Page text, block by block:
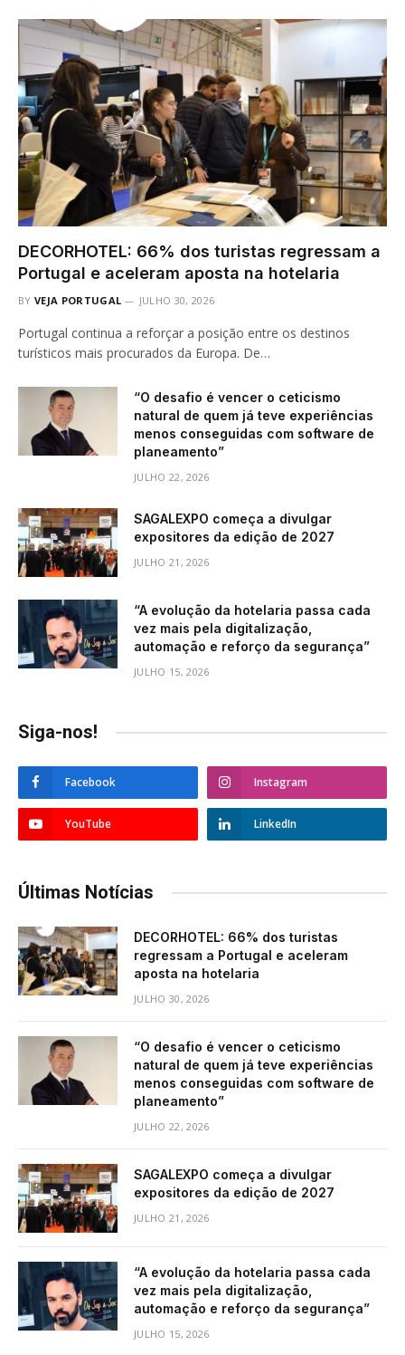
DECORHOTEL: 66% dos turistas regressam a
Portugal e aceleram aposta na hotelaria
BY VEJA PORTUGAL JULHO 30, 2026
Portugal continua a reforçar a posição entre os destinos
turísticos mais procurados da Europa. De…
“O desafio é vencer o ceticismo
natural de quem já teve experiências
menos conseguidas com software de
planeamento”
JULHO 22, 2026
SAGALEXPO começa a divulgar
expositores da edição de 2027
JULHO 21, 2026
“A evolução da hotelaria passa cada
vez mais pela digitalização,
automação e reforço da segurança”
JULHO 15, 2026
Siga-nos!
Facebook Instagram
YouTube LinkedIn
Últimas Notícias
DECORHOTEL: 66% dos turistas
regressam a Portugal e aceleram
aposta na hotelaria
JULHO 30, 2026
“O desafio é vencer o ceticismo
natural de quem já teve experiências
menos conseguidas com software de
planeamento”
JULHO 22, 2026
SAGALEXPO começa a divulgar
expositores da edição de 2027
JULHO 21, 2026
“A evolução da hotelaria passa cada
vez mais pela digitalização,
automação e reforço da segurança”
JULHO 15, 2026